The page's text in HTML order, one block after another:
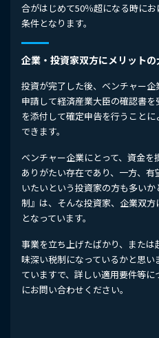
合がはじめて50％超になる時に
条件となります。
企業・投資家双方にメリット
投資が完了した後、ベンチャー
申請して経済産業大臣の確認書
を添付して確定申告を行うこと
できます。
ベンチャー企業にとって、資金
ありがたい存在であり、一方、
いたいという投資家の方も多い
制』は、そんな投資家、企業双
となっています。
事業を立ち上げたばかり、また
味深い税制になっているかと思
ていますで、詳しい適用要件等
にお問い合わせください。